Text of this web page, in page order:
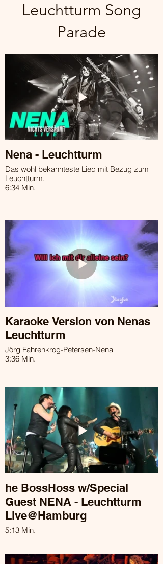
Leuchtturm Song
Parade
Nena - Leuchtturm
Das wohl bekannteste Lied mit Bezug zum
Leuchtturm.
6:34 Min.
Karaoke Version von Nenas
Leuchtturm
Jörg Fahrenkrog-Petersen-Nena
3:36 Min.
he BossHoss w/Special
Guest NENA - Leuchtturm
Live@Hamburg
5:13 Min.